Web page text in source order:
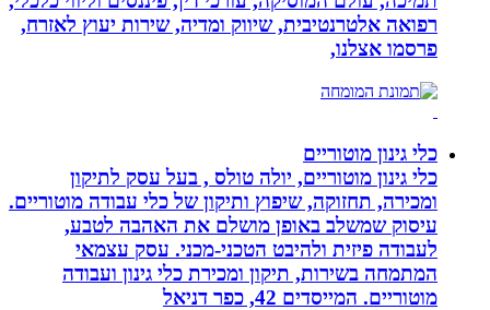
רפואה אלטרנטיבית, שיווק ומדיה, שירות יעוץ לאזרח,
פרסמו אצלנו,
כלי גינון מוטוריים
כלי גינון מוטוריים, יולה טולס , בעל עסק לתיקון
ומכירה, תחזוקה, שיפוץ ותיקון של כלי עבודה מוטוריים.
עיסוק שמשלב באופן מושלם את האהבה לטבע,
לעבודה פיזית ולהיבט הטכני-מכני. עסק עצמאי
המתמחה בשירות, תיקון ומכירת כלי גינון ועבודה
מוטוריים. המייסדים 42, כפר דניאל